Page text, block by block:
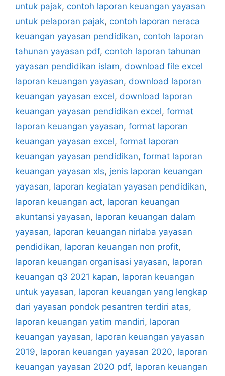
untuk pajak, contoh laporan keuangan yayasan
untuk pelaporan pajak, contoh laporan neraca
keuangan yayasan pendidikan, contoh laporan
tahunan yayasan pdf, contoh laporan tahunan
yayasan pendidikan islam, download file excel
laporan keuangan yayasan, download laporan
keuangan yayasan excel, download laporan
keuangan yayasan pendidikan excel, format
laporan keuangan yayasan, format laporan
keuangan yayasan excel, format laporan
keuangan yayasan pendidikan, format laporan
keuangan yayasan xls, jenis laporan keuangan
yayasan, laporan kegiatan yayasan pendidikan,
laporan keuangan act, laporan keuangan
akuntansi yayasan, laporan keuangan dalam
yayasan, laporan keuangan nirlaba yayasan
pendidikan, laporan keuangan non profit,
laporan keuangan organisasi yayasan, laporan
keuangan q3 2021 kapan, laporan keuangan
untuk yayasan, laporan keuangan yang lengkap
dari yayasan pondok pesantren terdiri atas,
laporan keuangan yatim mandiri, laporan
keuangan yayasan, laporan keuangan yayasan
2019, laporan keuangan yayasan 2020, laporan
keuangan yayasan 2020 pdf, laporan keuangan